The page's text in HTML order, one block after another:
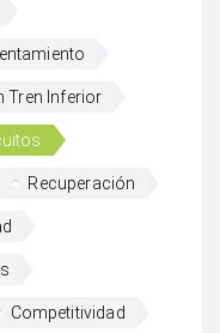
Tren Inferior
Recuperación
Competitividad